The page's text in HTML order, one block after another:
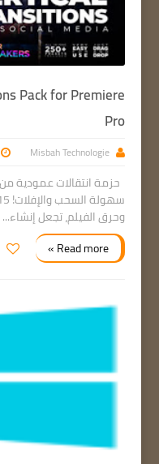
Pack for Premiere
Pro
Misbah Technologie
وحرق الفيلم، تجعل إنشاء...
Read more »